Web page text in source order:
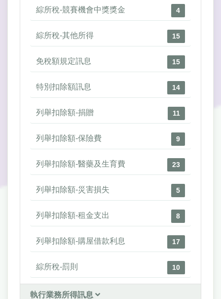
綜所稅-競賽機會中獎獎金 4
綜所稅-其他所得 15
免稅額規定訊息 15
特別扣除額訊息 14
列舉扣除額-捐贈 11
列舉扣除額-保險費 9
列舉扣除額-醫藥及生育費 23
列舉扣除額-災害損失 5
列舉扣除額-租金支出 8
列舉扣除額-購屋借款利息 17
綜所稅-罰則 10
執行業務所得訊息